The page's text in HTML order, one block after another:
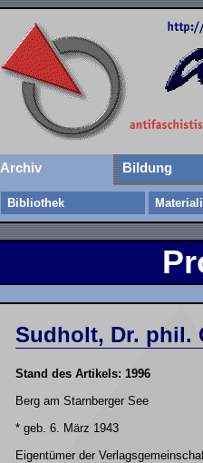
Archiv Bildung
Bibliothek
Sudholt, Dr. phil.
Stand des Artikels: 1996
Berg am Starnberger See
* geb. 6. März 1943
Eigentümer der